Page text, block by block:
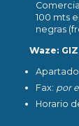
100 mts
negras
Waze:
Apartado
Fax: por
Horario